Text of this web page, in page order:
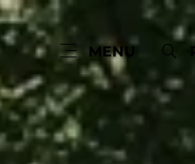
MENU